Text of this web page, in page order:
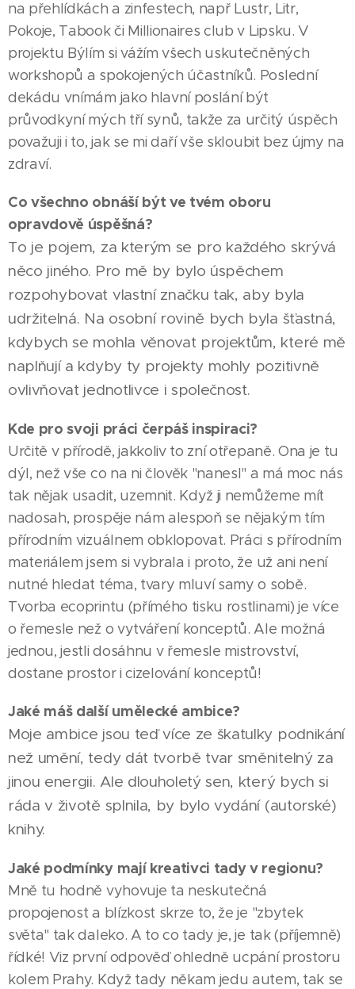
na přehlídkách a zinfestech, např Lustr, Litr,
Pokoje, Tabook či Millionaires club v Lipsku. V
projektu Býlím si vážím všech uskutečněných
workshopů a spokojených účastníků. Poslední
dekádu vnímám jako hlavní poslání být
průvodkyní mých tří synů, takže za určitý úspěch
považuji i to, jak se mi daří vše skloubit bez újmy na
zdraví.
Co všechno obnáší být ve tvém oboru
opravdově úspěšná?
To je pojem, za kterým se pro každého skrývá
něco jiného. Pro mě by bylo úspěchem
rozpohybovat vlastní značku tak, aby byla
udržitelná. Na osobní rovině bych byla šťastná,
kdybych se mohla věnovat projektům, které mě
naplňují a kdyby ty projekty mohly pozitivně
ovlivňovat jednotlivce i společnost.
Kde pro svoji práci čerpáš inspiraci?
Určitě v přírodě, jakkoliv to zní otřepaně. Ona je tu
dýl, než vše co na ni člověk "nanesl" a má moc nás
tak nějak usadit, uzemnit. Když ji nemůžeme mít
nadosah, prospěje nám alespoň se nějakým tím
přírodním vizuálnem obklopovat. Práci s přírodním
materiálem jsem si vybrala i proto, že už ani není
nutné hledat téma, tvary mluví samy o sobě.
Tvorba ecoprintu (přímého tisku rostlinami) je více
o řemesle než o vytváření konceptů. Ale možná
jednou, jestli dosáhnu v řemesle mistrovství,
dostane prostor i cizelování konceptů!
Jaké máš další umělecké ambice?
Moje ambice jsou teď více ze škatulky podnikání
než umění, tedy dát tvorbě tvar směnitelný za
jinou energii. Ale dlouholetý sen, který bych si
ráda v životě splnila, by bylo vydání (autorské)
knihy.
Jaké podmínky mají kreativci tady v regionu?
Mně tu hodně vyhovuje ta neskutečná
propojenost a blízkost skrze to, že je "zbytek
světa" tak daleko. A to co tady je, je tak (příjemně)
řídké! Viz první odpověď ohledně ucpání prostoru
kolem Prahy. Když tady někam jedu autem, tak se